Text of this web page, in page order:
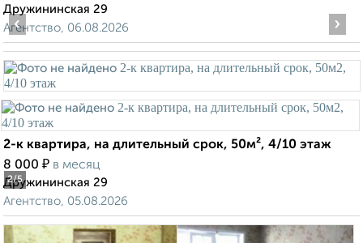
Дружининская 29
Агентство, 06.08.2026
2/5
‹ ›
2-к квартира, на длительный срок, 50м², 4/10 этаж
8 000 ₽ в месяц
Дружининская 29
Агентство, 05.08.2026